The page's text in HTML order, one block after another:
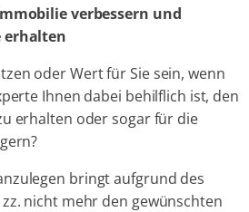
verbessern und
erhalten
oder Wert für Sie sein, wenn
Ihnen dabei behilflich ist, den
erhalten oder sogar für die
bringt aufgrund des
nicht mehr den gewünschten